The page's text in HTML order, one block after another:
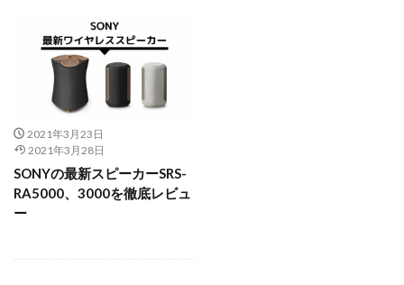
2021年3月23日
2021年3月28日
SONYの最新スピーカーSRS-
RA5000、3000を徹底レビュ
ー